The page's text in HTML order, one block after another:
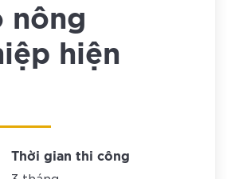
nông
hiện
Thời gian thi công